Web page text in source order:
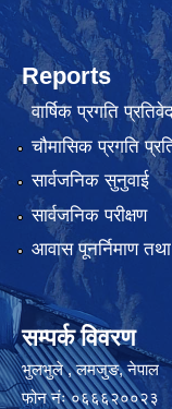
Reports
वार्षिक प्रगति
चौमासिक प्रगति
सार्वजनिक सुनुवाई
सार्वजनिक परीक्षण
आवास पूनर्निमाण
सम्पर्क विवरण
भुलभुले , लमजुङ, नेपाल
फोन नंः ०६६६२००२३